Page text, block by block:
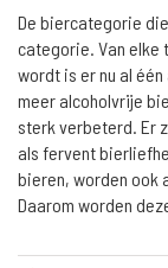
De biercategorie
categorie. Van elke
wordt is er nu al
meer alcoholvrije
sterk verbeterd. Er
als fervent
bieren, worden ook
Daarom worden